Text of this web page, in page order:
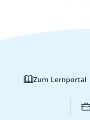
Zum Lernportal